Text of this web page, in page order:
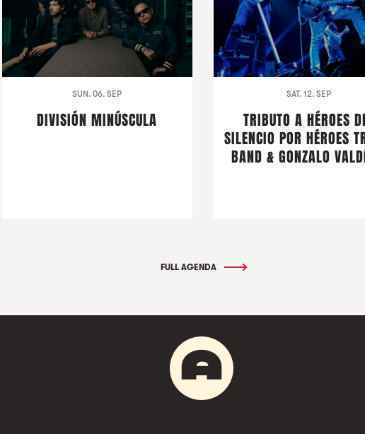
SUN. 06. SEP
DIVISIÓN MINÚSCULA
SAT. 12. SEP
TRIBUTO A HÉROES
SILENCIO POR HÉROES
BAND & GONZALO
FULL AGENDA